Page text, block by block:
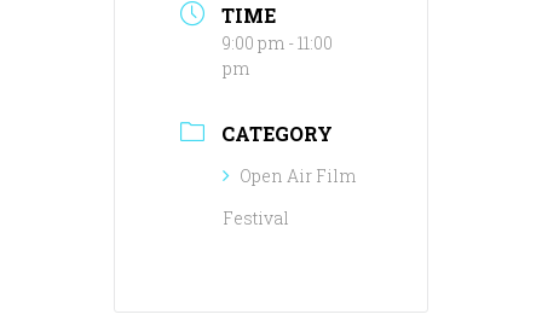
TIME
9:00 pm - 11:00
pm
CATEGORY
Open Air Film
Festival